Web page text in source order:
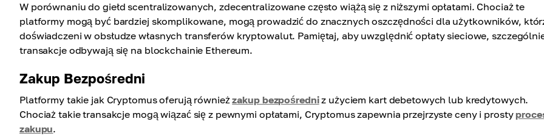
W porównaniu do giełd scentralizowanych, zdecentralizowane często wiążą się z niższymi opłatami. Chociaż te
platformy mogą być bardziej skomplikowane, mogą prowadzić do znacznych oszczędności dla użytkowników,
doświadczeni w obsłudze własnych transferów kryptowalut. Pamiętaj, aby uwzględnić opłaty sieciowe,
transakcje odbywają się na blockchainie Ethereum.
Zakup Bezpośredni
Platformy takie jak Cryptomus oferują równieżzakup bezpośredniz użyciem kart debetowych lub kredytowych.
Chociaż takie transakcje mogą wiązać się z pewnymi opłatami, Cryptomus zapewnia przejrzyste ceny i prosty
zakupu.